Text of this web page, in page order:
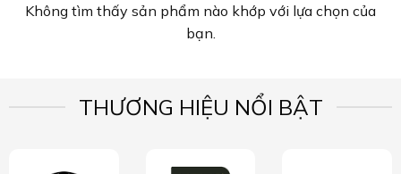
Không tìm thấy sản phẩm nào khớp với lựa chọn của
bạn.
THƯƠNG HIỆU NỔI BẬT